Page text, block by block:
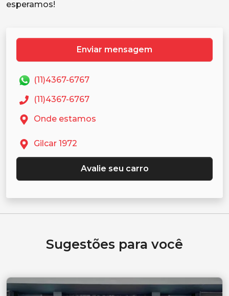
Enviar mensagem
(11)4367-6767
(11)4367-6767
Onde estamos
Gilcar 1972
Avalie seu carro
Sugestões para você